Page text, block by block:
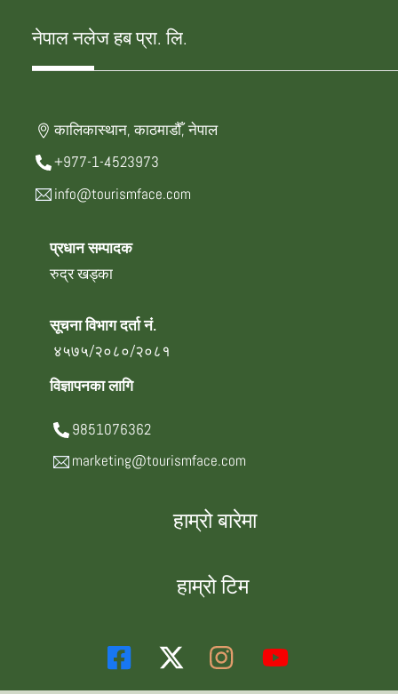
नेपाल नलेज हब प्रा. लि.
कालिकास्थान, काठमाडौँ, नेपाल
+977-1-4523973
info@tourismface.com
प्रधान सम्पादक
रुद्र खड्का
सूचना विभाग दर्ता नं.
४५७५/२०८०/२०८१
विज्ञापनका लागि
9851076362
marketing@tourismface.com
हाम्रो बारेमा
हाम्रो टिम